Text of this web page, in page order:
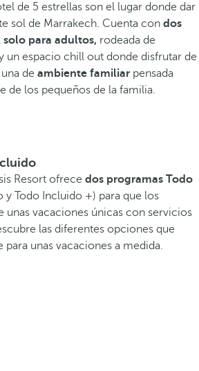
de 5 estrellas son el lugar donde dar
sol de Marrakech. Cuenta con dos
solo para adultos, rodeada de
un espacio chill out donde disfrutar de
de ambiente familiar pensada
de los pequeños de la familia.
Resort ofrece dos programas Todo
y Todo Incluido +) para que los
unas vacaciones únicas con servicios
las diferentes opciones que
unas vacaciones a medida.